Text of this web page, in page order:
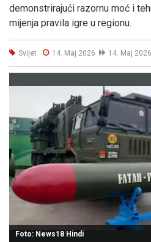
demonstrirajući razornu moć i
mijenja pravila igre u regionu.
Svijet 14. Maj 2026 14. Maj 2026
Foto: News18 Hindi